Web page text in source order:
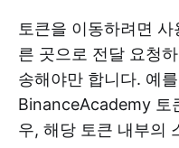
토큰을 이동하려면
른 곳으로 전달 요청
송해야만 합니다. 예
BinanceAcademy 토
우, 해당 토큰 내부의